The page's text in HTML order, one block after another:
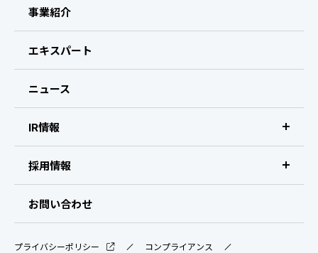
ビザスクについて
CEOメッセージ
会社概要・拠点
事業紹介
エキスパート
ニュース
IR情報
IR情報 トップ
IRライブラリ
採用情報
採用サイト（日本）
お問い合わせ
プライバシーポリシー コンプライアンス